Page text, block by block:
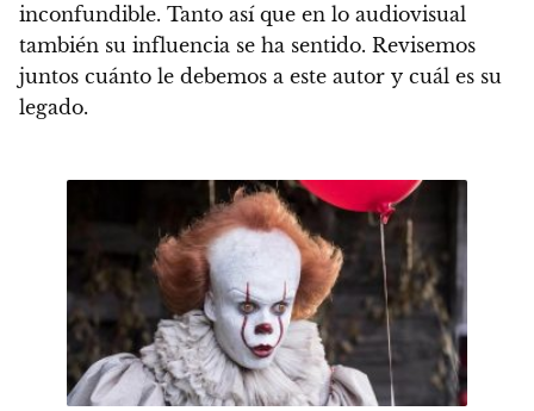
inconfundible. Tanto así que en lo audiovisual
también su influencia se ha sentido. Revisemos
juntos cuánto le debemos a este autor y cuál es su
legado.